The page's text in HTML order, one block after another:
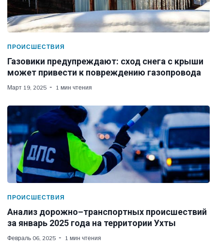
ПРОИСШЕСТВИЯ
Газовики предупреждают: сход снега с крыши
может привести к повреждению газопровода
Март 19, 2025 1 мин чтения
ПРОИСШЕСТВИЯ
Анализ дорожно–транспортных происшествий
за январь 2025 года на территории Ухты
Февраль 06, 2025 1 мин чтения